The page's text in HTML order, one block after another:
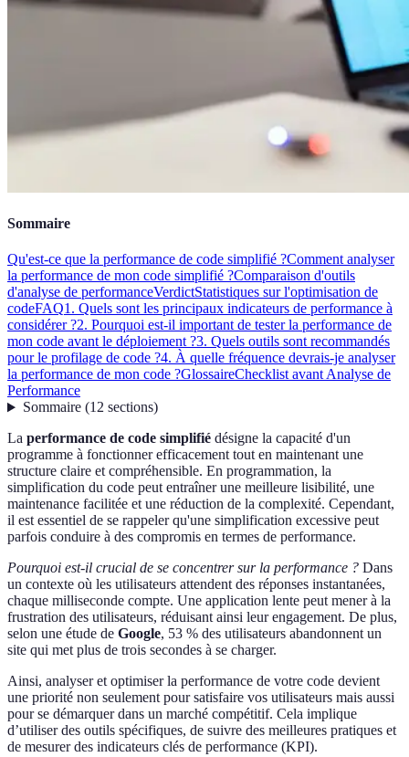
Sommaire
Qu'est-ce que la performance de code simplifié ?Comment analyser
la performance de mon code simplifié ?Comparaison d'outils
d'analyse de performanceVerdictStatistiques sur l'optimisation de
codeFAQ1. Quels sont les principaux indicateurs de performance à
considérer ?2. Pourquoi est-il important de tester la performance de
mon code avant le déploiement ?3. Quels outils sont recommandés
pour le profilage de code ?4. À quelle fréquence devrais-je analyser
la performance de mon code ?GlossaireChecklist avant Analyse de
Performance
Sommaire(12 sections)
La performance de code simplifié désigne la capacité d'un
programme à fonctionner efficacement tout en maintenant une
structure claire et compréhensible. En programmation, la
simplification du code peut entraîner une meilleure lisibilité, une
maintenance facilitée et une réduction de la complexité. Cependant,
il est essentiel de se rappeler qu'une simplification excessive peut
parfois conduire à des compromis en termes de performance.
Pourquoi est-il crucial de se concentrer sur la performance ? Dans
un contexte où les utilisateurs attendent des réponses instantanées,
chaque milliseconde compte. Une application lente peut mener à la
frustration des utilisateurs, réduisant ainsi leur engagement. De plus,
selon une étude de Google, 53 % des utilisateurs abandonnent un
site qui met plus de trois secondes à se charger.
Ainsi, analyser et optimiser la performance de votre code devient
une priorité non seulement pour satisfaire vos utilisateurs mais aussi
pour se démarquer dans un marché compétitif. Cela implique
d’utiliser des outils spécifiques, de suivre des meilleures pratiques et
de mesurer des indicateurs clés de performance (KPI).